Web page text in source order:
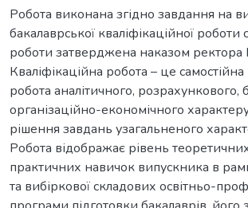
Робота виконана згідно завдання на
бакалаврської кваліфікаційної роботи
роботи затверджена наказом ректора
Кваліфікаційна робота – це самостійна
робота аналітичного, розрахункового,
організаційно-економічного
рішення завдань узагальненого
Робота відображає рівень
практичних навичок випускника в
та вибіркової складових освітньо-